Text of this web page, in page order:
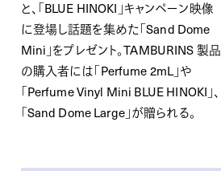
と、「BLUE HINOKI」キャンペーン映像
に登場し話題を集めた「Sand Dome
Mini」をプレゼント。TAMBURINS 製品
の購入者には「Perfume 2mL」や
「Perfume Vinyl Mini BLUE HINOKI」、
「Sand Dome Large」が贈られる。